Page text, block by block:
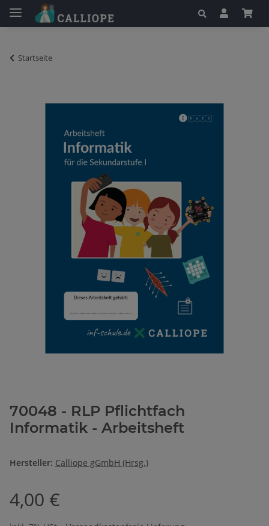
Startseite
70048 - RLP Pflichtfach
Informatik - Arbeitsheft
Hersteller: Calliope gGmbH (Hrsg.)
4,00 €